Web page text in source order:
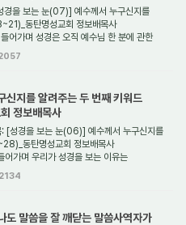
을 보는 눈(07)] 예수께서 누구신지를
동탄명성교회 정보배목사
며 성경은 오직 예수님 한 분에 관한
지를 알려주는 두 번째 키워드
정보배목사
경을 보는 눈(06)] 예수께서 누구신지를
동탄명성교회 정보배목사
며 우리가 성경을 보는 이유는
2134
말씀을 잘 깨닫는 말씀사역자가